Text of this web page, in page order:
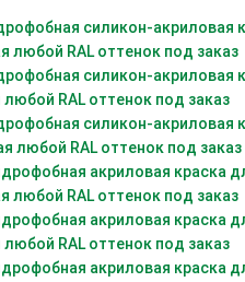
силикон-акриловая
любой RAL оттенок под заказ
силикон-акриловая
RAL оттенок под заказ
силикон-акриловая
любой RAL оттенок под заказ
акриловая краска
любой RAL оттенок под заказ
акриловая краска
RAL оттенок под заказ
акриловая краска